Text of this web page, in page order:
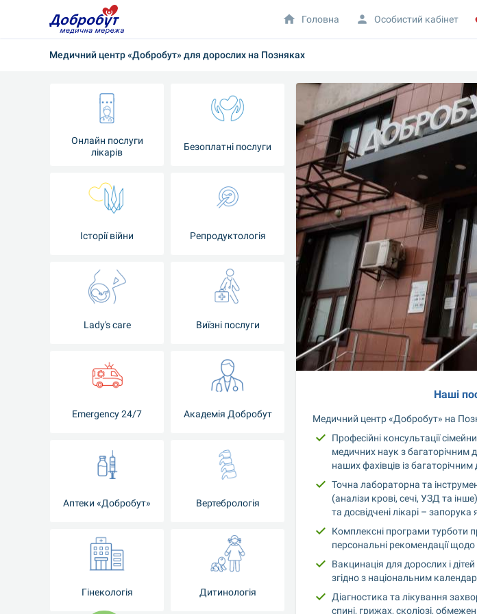
Медичний центр «Добробут» для дорослих на Позняках
Онлайн послуги
лікарів
Безоплатні послуги
Історії війни Репродуктологія
Lady's care Виїзні послуги
Emergency 24/7 Академія Добробут
Аптеки «Добробут» Вертебрологія
Гінекологія Дитинологія
Наші
Медичний центр «Добробут» на
Професійні консультації
медичних наук з багаторічним
наших фахівців із багаторічним
Точна лабораторна та
(аналізи крові, сечі, УЗД та
та досвідчені лікарі – запорука
Комплексні програми турботи
персональні рекомендації
Вакцинація для дорослих і
згідно з національним
Діагностика та лікування
спині, грижах, сколіозі,
Головна Особистий кабінет